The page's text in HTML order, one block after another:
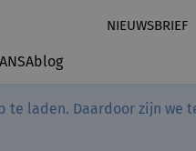
NIEUWSBRIEF
laden. Daardoor zijn